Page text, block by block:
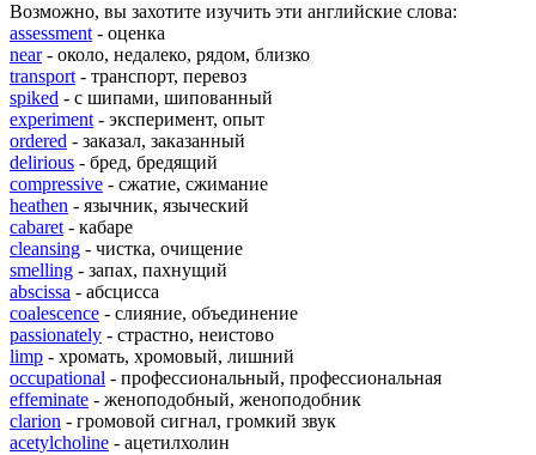
Возможно, вы захотите изучить эти английские слова:
assessment - оценка
near- около, недалеко, рядом, близко
transport - транспорт, перевоз
spiked - с шипами, шипованный
experiment - эксперимент, опыт
ordered - заказал, заказанный
delirious - бред, бредящий
compressive - сжатие, сжимание
heathen - язычник, языческий
cabaret - кабаре
cleansing - чистка, очищение
smelling - запах, пахнущий
abscissa - абсцисса
coalescence - слияние, объединение
passionately - страстно, неистово
limp - хромать, хромовый, лишний
occupational - профессиональный, профессиональная
effeminate - женоподобный, женоподобник
clarion - громовой сигнал, громкий звук
acetylcholine - ацетилхолин